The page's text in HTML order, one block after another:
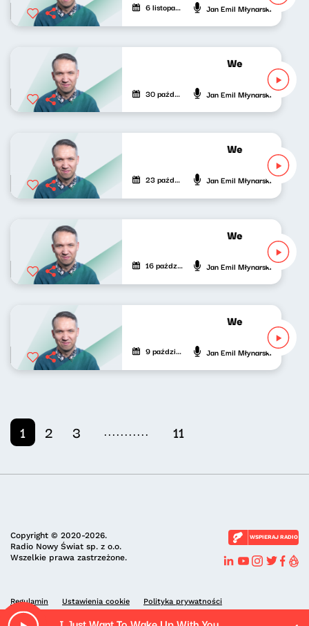
6 listopada 2022 Jan Emil Młynarski
Wesoła fala
30 października 2022 Jan Emil Młynarski
Wesoła fala
23 października 2022 Jan Emil Młynarski
Wesoła fala
16 października 2022 Jan Emil Młynarski
Wesoła fala
9 października 2022 Jan Emil Młynarski
1 2 3 ........... 11
Copyright © 2020-2026.
Radio Nowy Świat sp. z o.o.
Wszelkie prawa zastrzeżone.
WSPIERAJ RADIO
Regulamin Ustawienia cookie Polityka prywatności